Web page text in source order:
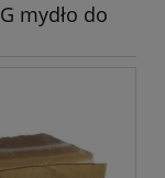
mydło do